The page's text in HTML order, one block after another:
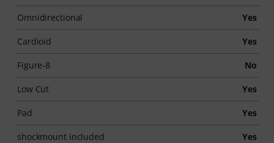
Omnidirectional Yes
Cardioid Yes
Figure-8 No
Low Cut Yes
Pad Yes
shockmount included Yes